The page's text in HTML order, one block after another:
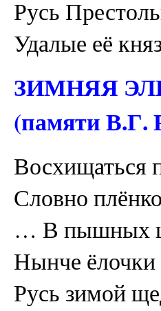
Русь
Удалые её
ЗИМНЯЯ
(памяти В.Г.
Восхищаться
Словно
… В пышных
Нынче
Русь зимой